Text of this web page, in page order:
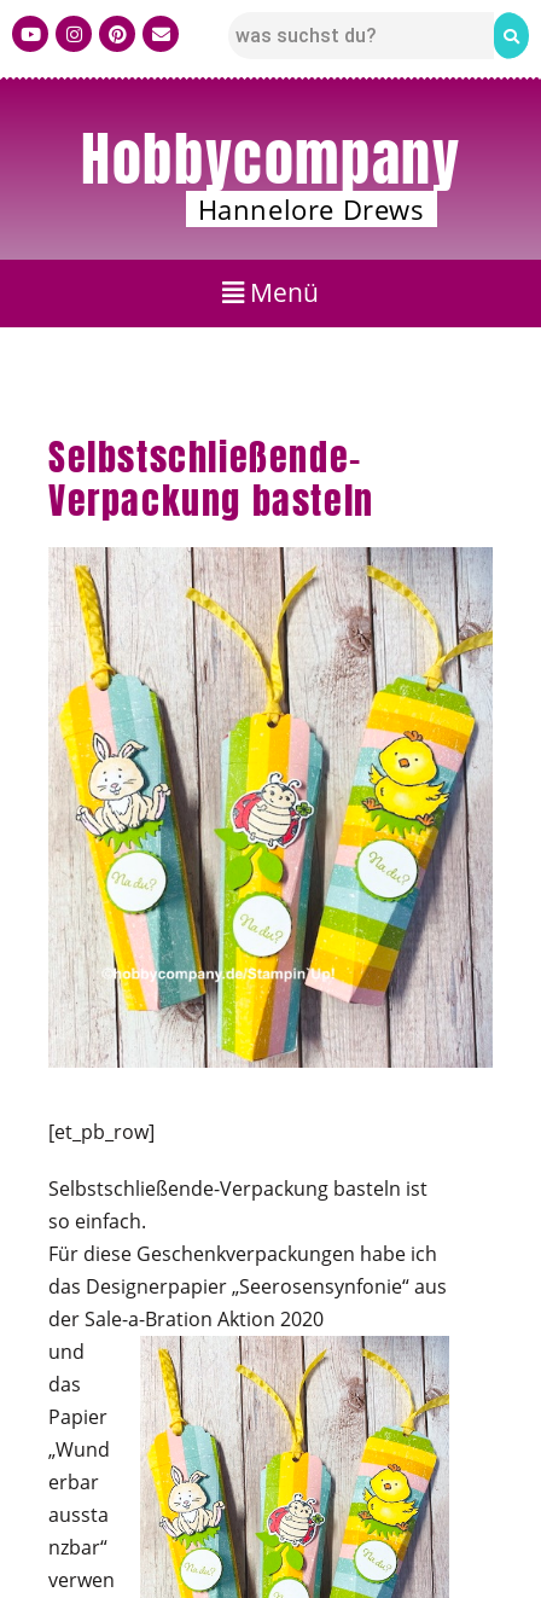
Hobbycompany
Hannelore Drews
Selbstschließende-
Verpackung basteln
[et_pb_row]
Selbstschließende-Verpackung basteln ist
so einfach.
Für diese Geschenkverpackungen habe ich
das Designerpapier „Seerosensynfonie“ aus
der Sale-a-Bration Aktion 2020
und
das
Papier
„Wund
erbar
aussta
nzbar“
verwen